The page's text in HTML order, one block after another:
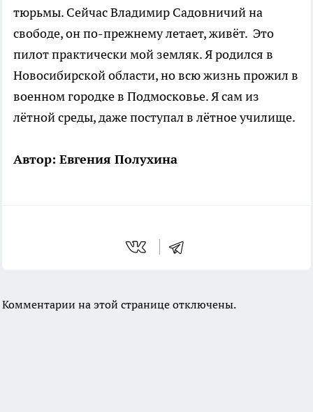
тюрьмы. Сейчас Владимир Садовничий на
свободе, он по-прежнему летает, живёт. Это
пилот практически мой земляк. Я родился в
Новосибирской области, но всю жизнь прожил в
военном городке в Подмосковье. Я сам из
лётной среды, даже поступал в лётное училище.
Автор: Евгения Полухина
Комментарии на этой странице отключены.